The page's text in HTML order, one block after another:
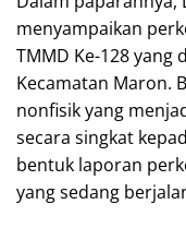
menyampaikan
TMMD Ke-128 yang
Kecamatan Maron.
nonfisik yang
secara singkat
bentuk laporan
yang sedang